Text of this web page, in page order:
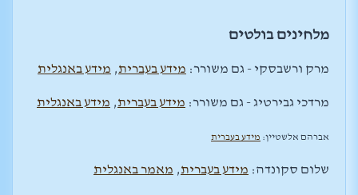
מלחינים בולטים
מרק ורשבסקי - גם משורר: מידע בעברית, מידע באנגלית
מרדכי גבירטיג - גם משורר: מידע בעברית, מידע באנגלית
אברהם אלשטיין: מידע בעברית
שלום סקונדה: מידע בעברית, מאמר באנגלית